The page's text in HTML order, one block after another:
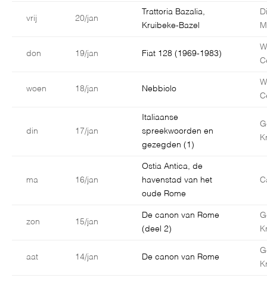
vrij 20/jan
Trattoria Bazalia,
Kruibeke-Bazel
don 19/jan Fiat 128 (1969-1983)
woen 18/jan Nebbiolo
din 17/jan
Italiaanse
spreekwoorden en
gezegden (1)
ma 16/jan
Ostia Antica, de
havenstad van het
oude Rome
zon 15/jan
De canon van Rome
(deel 2)
aat 14/jan De canon van Rome